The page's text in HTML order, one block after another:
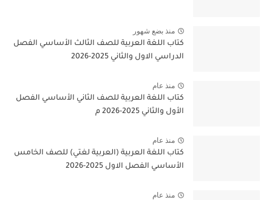
منذ بضع شهور
كتاب اللغة العربية للصف الثالث الأساسي الفصل
الدراسي الاول والثاني 2025-2026
منذ عام
كتاب اللغة العربية للصف الثاني الأساسي الفصل
الأول والثاني 2025-2026 م
منذ عام
كتاب اللغة العربية (العربية لغتي) للصف الخامس
الأساسي الفصل الاول 2025-2026
منذ عام